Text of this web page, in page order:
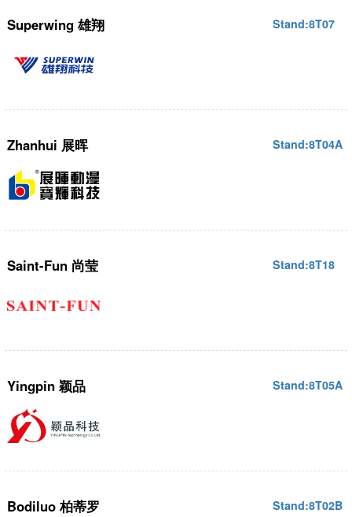
Superwing 雄翔 Stand:8T07
Zhanhui 展晖 Stand:8T04A
Saint-Fun 尚莹 Stand:8T18
Yingpin 颖品 Stand:8T05A
Bodiluo 柏蒂罗 Stand:8T02B